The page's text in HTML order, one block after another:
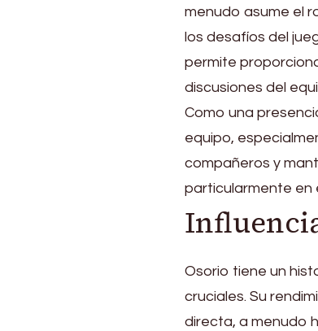
menudo asume el
los desafíos del
permite
discusiones del
Como una
equipo,
compañeros y
particularmente en
Osorio tiene un
cruciales. Su
directa, a menudo